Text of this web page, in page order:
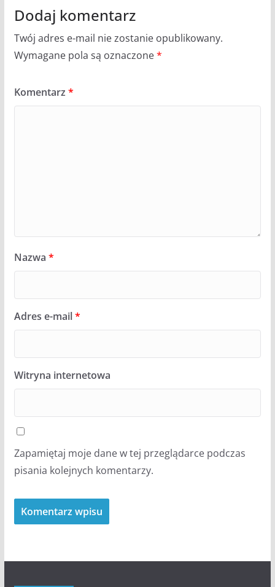
Dodaj komentarz
Twój adres e-mail nie zostanie opublikowany.
Wymagane pola są oznaczone*
Komentarz *
Nazwa *
Adres e-mail*
Witryna internetowa
Zapamiętaj moje dane w tej przeglądarce podczas
pisania kolejnych komentarzy.